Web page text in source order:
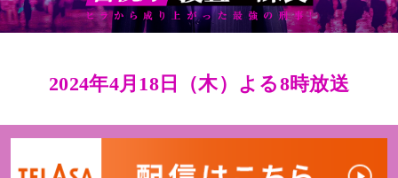
2024年4月18日（木）よる8時放送